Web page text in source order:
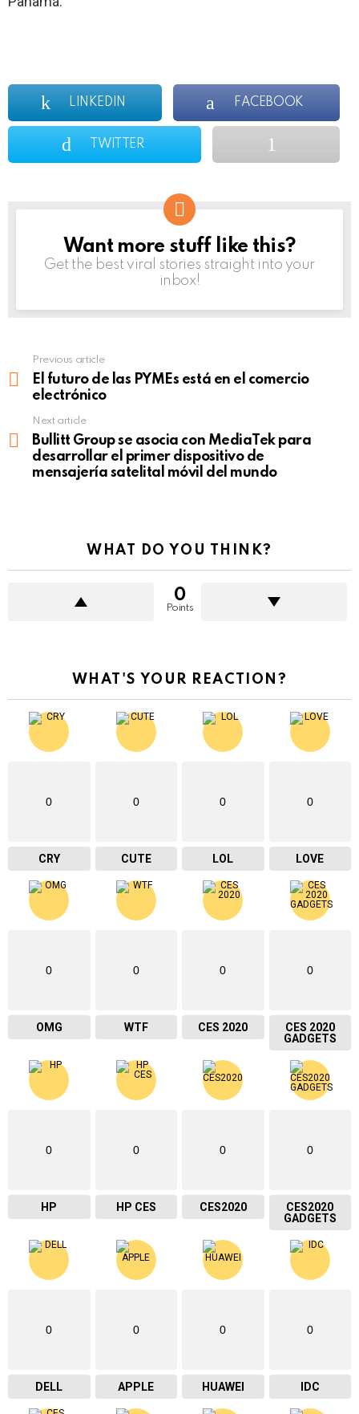
LINKEDIN FACEBOOK
TWITTER
NEWSLETTER
Want more stuff like this?
Get the best viral stories straight into your
inbox!
more
Previous article
El futuro de las PYMEs está en el comercio
electrónico
Next article
Bullitt Group se asocia con MediaTek para
desarrollar el primer dispositivo de
mensajería satelital móvil del mundo
WHAT DO YOU THINK?
0
Points
WHAT'S YOUR REACTION?
0
CRY
0
CUTE
0
LOL
0
LOVE
0
OMG
0
WTF
0
CES 2020
0
CES 2020
GADGETS
0
HP
0
HP CES
0
CES2020
0
CES2020
GADGETS
0
DELL
0
APPLE
0
HUAWEI
0
IDC